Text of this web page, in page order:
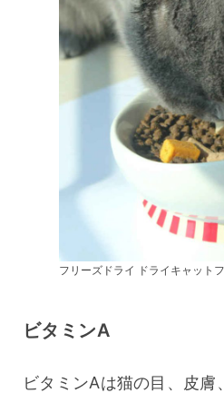
フリーズドライ ドライキャット
ビタミンA
ビタミンAは猫の目、皮膚、